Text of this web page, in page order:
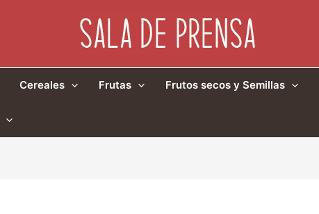
Cereales Frutas Frutos secos y Semillas